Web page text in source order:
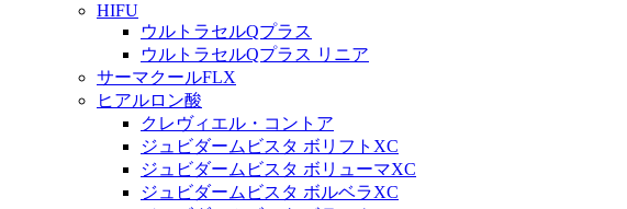
HIFU
ウルトラセルQプラス
ウルトラセルQプラス リニア
サーマクールFLX
ヒアルロン酸
クレヴィエル・コントア
ジュビダームビスタ ボリフトXC
ジュビダームビスタ ボリューマXC
ジュビダームビスタ ボルベラXC